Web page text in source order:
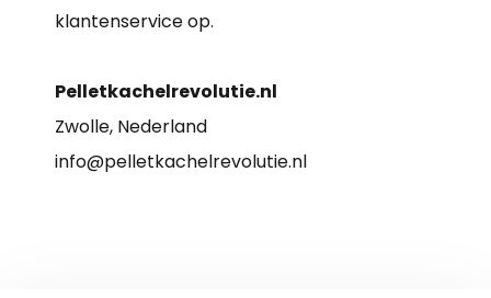
klantenservice op.
Pelletkachelrevolutie.nl
Zwolle, Nederland
info@pelletkachelrevolutie.nl